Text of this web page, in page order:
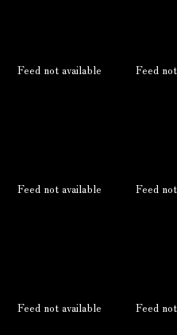
Feed not available Feed
Feed not available Feed
Feed not available Feed